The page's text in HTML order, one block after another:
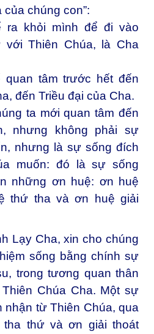
của chúng con”:
ra khỏi mình để đi vào
với Thiên Chúa, là Cha
tâm trước hết đến
đến Triều đại của Cha.
ta mới quan tâm đến
nhưng không phải sự
nhưng là sự sống đích
muốn: đó là sự sống
những ơn huệ: ơn huệ
thứ tha và ơn huệ giải
Lạy Cha, xin cho chúng
sống bằng chính sự
trong tương quan thân
Chúa Cha. Một sự
nhận từ Thiên Chúa, qua
thứ và ơn giải thoát